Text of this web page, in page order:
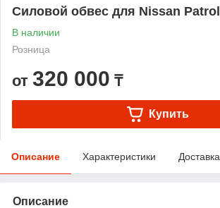
Силовой обвес для Nissan
В наличии
Розница
от 320 000 ₸
Купить
Описание Характеристики Доставка
Описание